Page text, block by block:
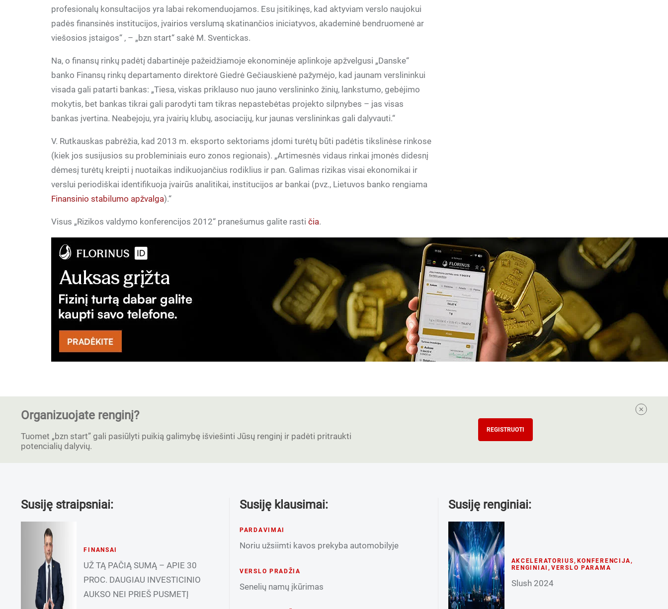
profesionalų konsultacijos yra labai rekomenduojamos. Esu įsitikinęs, kad aktyviam verslo naujokui
padės finansinės institucijos, įvairios verslumą skatinančios iniciatyvos, akademinė bendruomenė ar
viešosios įstaigos“ , – „bzn start“ sakė M. Sventickas.
Na, o finansų rinkų padėtį dabartinėje pažeidžiamoje ekonominėje aplinkoje apžvelgusi „Danske“
banko Finansų rinkų departamento direktorė Giedrė Gečiauskienė pažymėjo, kad jaunam verslininkui
visada gali patarti bankas: „Tiesa, viskas priklauso nuo jauno verslininko žinių, lankstumo, gebėjimo
mokytis, bet bankas tikrai gali parodyti tam tikras nepastebėtas projekto silpnybes – jas visas
bankas įvertina. Neabejoju, yra įvairių klubų, asociacijų, kur jaunas verslininkas gali dalyvauti.“
V. Rutkauskas pabrėžia, kad 2013 m. eksporto sektoriams įdomi turėtų būti padėtis tikslinėse rinkose
(kiek jos susijusios su probleminiais euro zonos regionais). „Artimesnės vidaus rinkai įmonės didesnį
dėmesį turėtų kreipti į nuotaikas indikuojančius rodiklius ir pan. Galimas rizikas visai ekonomikai ir
verslui periodiškai identifikuoja įvairūs analitikai, institucijos ar bankai (pvz., Lietuvos banko rengiama
Finansinio stabilumo apžvalga).“
Visus „Rizikos valdymo konferencijos 2012“ pranešumus galite rastičia.
Organizuojate renginį?
Tuomet „bzn start” gali pasiūlyti puikią galimybę išviešinti Jūsų renginį ir padėti pritraukti
potencialių dalyvių.
REGISTRUOTI
Susiję straipsniai:
FINANSAI
UŽ TĄ PAČIĄ SUMĄ – APIE 30
PROC. DAUGIAU INVESTICINIO
AUKSO NEI PRIEŠ PUSMETĮ
Susiję klausimai:
PARDAVIMAI
Noriu užsiimti kavos prekyba automobilyje
VERSLO PRADŽIA
Senelių namų įkūrimas
Susiję renginiai:
AKCELERATORIUS , KONFERENCIJA ,
RENGINIAI , VERSLO PARAMA
Slush 2024